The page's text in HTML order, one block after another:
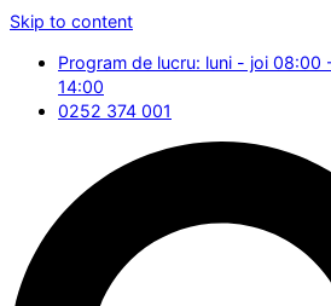
Skip to content
Program de lucru: luni - joi
14:00
0252 374 001